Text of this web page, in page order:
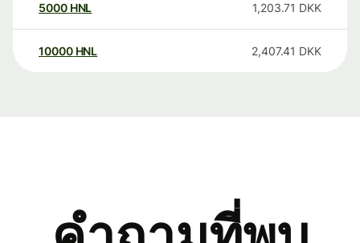
5000 HNL 1,203.71 DKK
10000 HNL 2,407.41 DKK